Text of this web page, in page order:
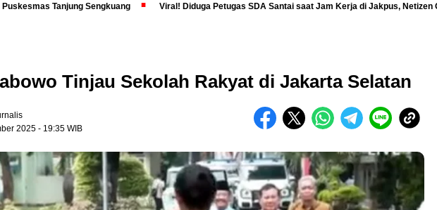
Tanjung Sengkuang Viral! Diduga Petugas SDA Santai saat Jam Kerja di Jakpus, Netizen Geram
Tinjau Sekolah Rakyat di Jakarta Selatan
2025 - 19:35 WIB